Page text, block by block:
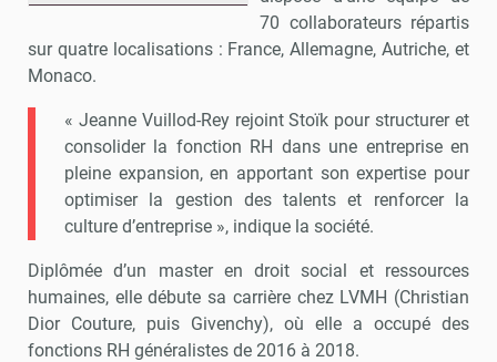
70 collaborateurs répartis
sur quatre localisations : France, Allemagne, Autriche, et
Monaco.
« Jeanne Vuillod-Rey rejoint Stoïk pour structurer et
consolider la fonction RH dans une entreprise en
pleine expansion, en apportant son expertise pour
optimiser la gestion des talents et renforcer la
culture d’entreprise », indique la société.
Diplômée d’un master en droit social et ressources
humaines, elle débute sa carrière chez LVMH (Christian
Dior Couture, puis Givenchy), où elle a occupé des
fonctions RH généralistes de 2016 à 2018.